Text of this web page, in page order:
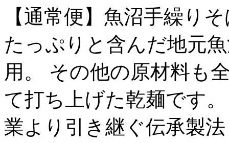
【通常便】魚沼手繰り
たっぷりと含んだ地元
用。 その他の原材料も
て打ち上げた乾麺です
業より引き継ぐ伝承製